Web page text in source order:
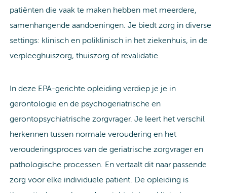
patiënten die vaak te maken hebben met meerdere,
samenhangende aandoeningen. Je biedt zorg in diverse
settings: klinisch en poliklinisch in het ziekenhuis, in de
verpleeghuiszorg, thuiszorg of revalidatie.
In deze EPA-gerichte opleiding verdiep je je in
gerontologie en de psychogeriatrische en
gerontopsychiatrische zorgvrager. Je leert het verschil
herkennen tussen normale veroudering en het
verouderingsproces van de geriatrische zorgvrager en
pathologische processen. En vertaalt dit naar passende
zorg voor elke individuele patiënt. De opleiding is